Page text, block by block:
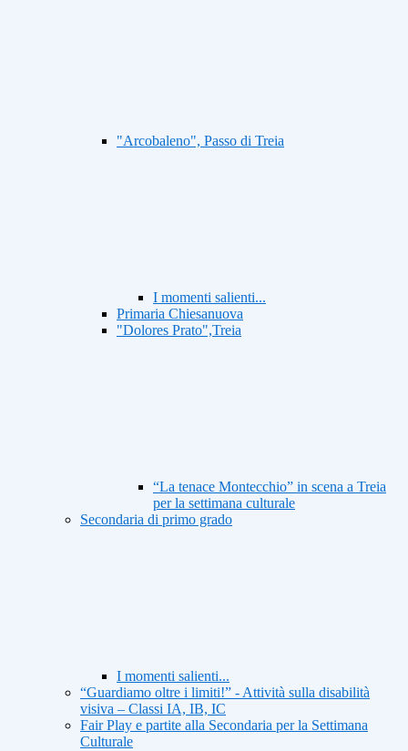
"Arcobaleno", Passo di Treia
I momenti salienti...
Primaria Chiesanuova
"Dolores Prato",Treia
“La tenace Montecchio” in scena a Treia
per la settimana culturale
Secondaria di primo grado
I momenti salienti...
“Guardiamo oltre i limiti!” - Attività sulla disabilità
visiva – Classi IA, IB, IC
Fair Play e partite alla Secondaria per la Settimana
Culturale